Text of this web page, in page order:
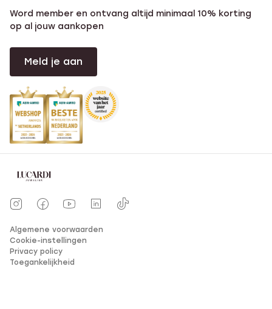
Word member en ontvang altijd minimaal 10% korting
op al jouw aankopen
Meld je aan
Algemene voorwaarden
Cookie-instellingen
Privacy policy
Toegankelijkheid